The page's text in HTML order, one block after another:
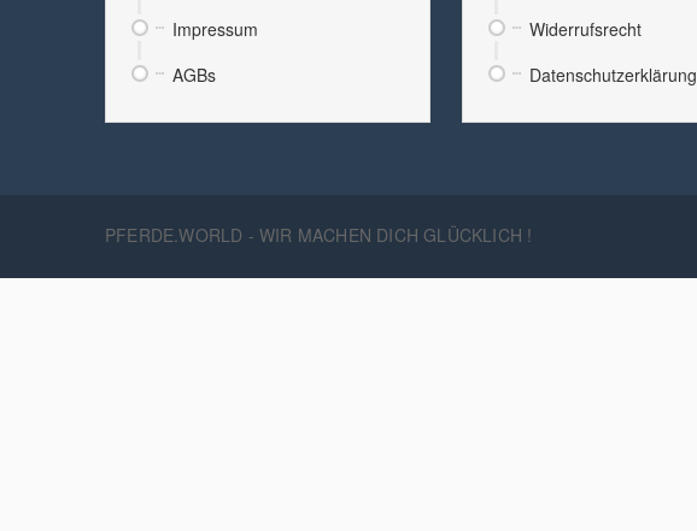
Impressum
AGBs
Widerrufsrecht
Datenschutzerklärung
PFERDE.WORLD - WIR MACHEN DICH GLÜCKLICH !